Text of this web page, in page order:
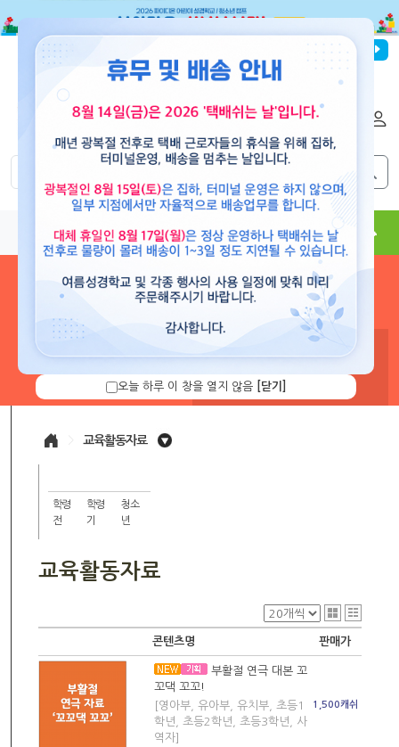
파이디온선교회
도서 뮤직 용품 현수막 콘텐츠
로그인 하시면 보유 캐쉬 확
니다.
교육활동자료
학령
전
학령
기
청소
년
교육활동자료
콘텐츠명 판매가
부활절 연극 대본 꼬
꼬댁 꼬꼬!
[영아부, 유아부, 유치부, 초등1
학년, 초등2학년, 초등3학년, 사
역자]
1,500캐쉬
오늘 하루 이 창을 열지 않음 [닫기]